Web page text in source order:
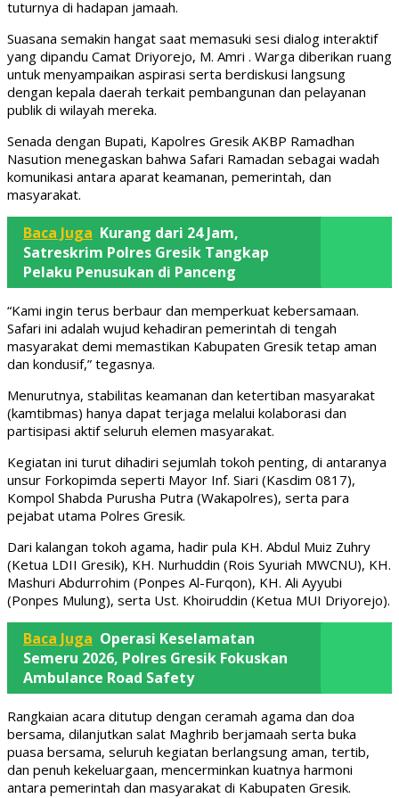
tuturnya di hadapan jamaah.
Suasana semakin hangat saat memasuki sesi dialog interaktif
yang dipandu Camat Driyorejo, M. Amri . Warga diberikan ruang
untuk menyampaikan aspirasi serta berdiskusi langsung
dengan kepala daerah terkait pembangunan dan pelayanan
publik di wilayah mereka.
Senada dengan Bupati, Kapolres Gresik AKBP Ramadhan
Nasution menegaskan bahwa Safari Ramadan sebagai wadah
komunikasi antara aparat keamanan, pemerintah, dan
masyarakat.
Baca Juga Kurang dari 24 Jam,
Satreskrim Polres Gresik Tangkap
Pelaku Penusukan di Panceng
“Kami ingin terus berbaur dan memperkuat kebersamaan.
Safari ini adalah wujud kehadiran pemerintah di tengah
masyarakat demi memastikan Kabupaten Gresik tetap aman
dan kondusif,” tegasnya.
Menurutnya, stabilitas keamanan dan ketertiban masyarakat
(kamtibmas) hanya dapat terjaga melalui kolaborasi dan
partisipasi aktif seluruh elemen masyarakat.
Kegiatan ini turut dihadiri sejumlah tokoh penting, di antaranya
unsur Forkopimda seperti Mayor Inf. Siari (Kasdim 0817),
Kompol Shabda Purusha Putra (Wakapolres), serta para
pejabat utama Polres Gresik.
Dari kalangan tokoh agama, hadir pula KH. Abdul Muiz Zuhry
(Ketua LDII Gresik), KH. Nurhuddin (Rois Syuriah MWCNU), KH.
Mashuri Abdurrohim (Ponpes Al-Furqon), KH. Ali Ayyubi
(Ponpes Mulung), serta Ust. Khoiruddin (Ketua MUI Driyorejo).
Baca Juga Operasi Keselamatan
Semeru 2026, Polres Gresik Fokuskan
Ambulance Road Safety
Rangkaian acara ditutup dengan ceramah agama dan doa
bersama, dilanjutkan salat Maghrib berjamaah serta buka
puasa bersama, seluruh kegiatan berlangsung aman, tertib,
dan penuh kekeluargaan, mencerminkan kuatnya harmoni
antara pemerintah dan masyarakat di Kabupaten Gresik.